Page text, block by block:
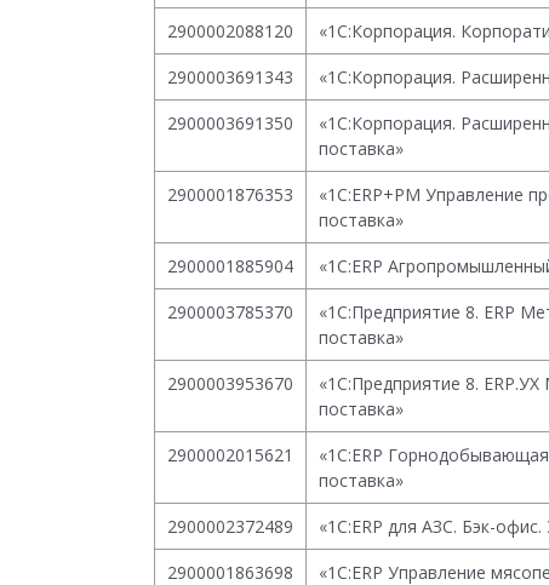
2900002088120
«1С:Корпорация.
2900003691343
«1С:Корпорация.
2900003691350
«1С:Корпорация.
поставка»
2900001876353
«1С:ERP+PM Управление
поставка»
2900001885904 «1С:ERP
2900003785370
«1С:Предприятие 8. ERP
поставка»
2900003953670
«1С:Предприятие 8.
поставка»
2900002015621
«1С:ERP
поставка»
2900002372489 «1С:ERP для АЗС. Бэк-
2900001863698
«1C:ERP Управление